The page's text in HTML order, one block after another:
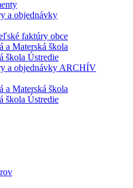
a objednávky
faktúry obce
a Materská škola
škola Ústredie
a objednávky ARCHÍV
a Materská škola
škola Ústredie